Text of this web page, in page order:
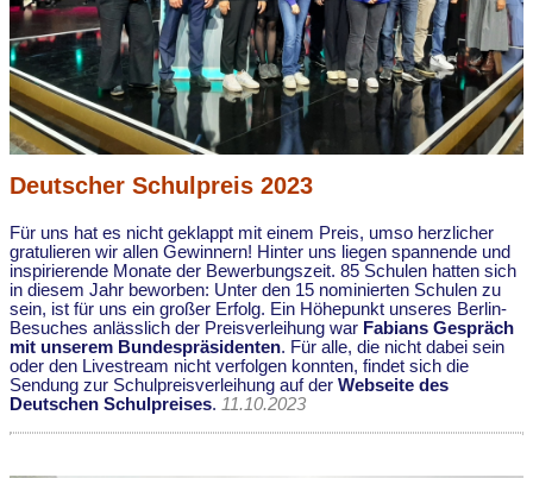
Deutscher Schulpreis 2023
Für uns hat es nicht geklappt mit einem Preis, umso herzlicher
gratulieren wir allen Gewinnern! Hinter uns liegen spannende und
inspirierende Monate der Bewerbungszeit. 85 Schulen hatten sich
in diesem Jahr beworben: Unter den 15 nominierten Schulen zu
sein, ist für uns ein großer Erfolg. Ein Höhepunkt unseres Berlin-
Besuches anlässlich der Preisverleihung war Fabians Gespräch
mit unserem Bundespräsidenten. Für alle, die nicht dabei sein
oder den Livestream nicht verfolgen konnten, findet sich die
Sendung zur Schulpreisverleihung auf der Webseite des
Deutschen Schulpreises. 11.10.2023